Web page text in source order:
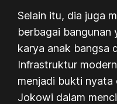
Selain itu, dia juga
berbagai bangunan
karya anak bangsa
Infrastruktur
menjadi bukti nyata
Jokowi dalam